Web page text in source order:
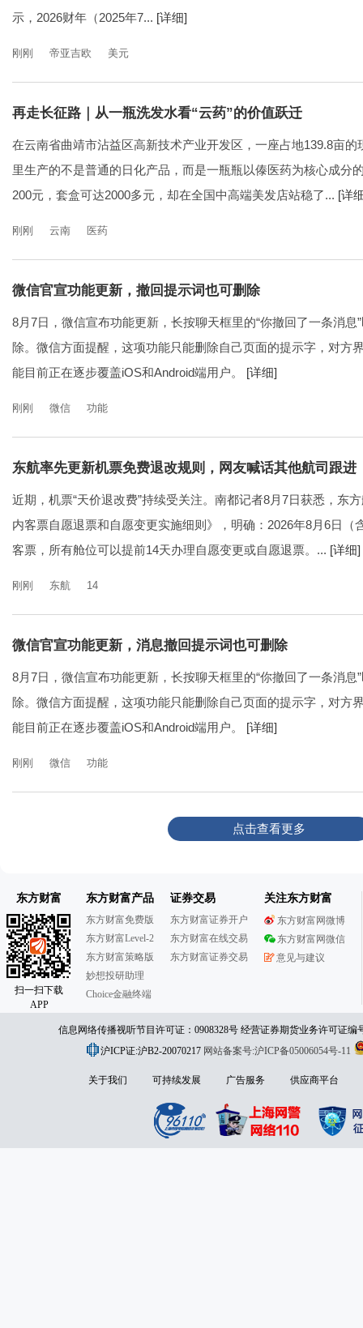
示，2026财年（2025年7... [详细]
刚刚 帝亚吉欧 美元
再走长征路｜从一瓶洗发水看“云药”的价值跃迁
在云南省曲靖市沾益区高新技术产业开发区，一座占地139.8亩
里生产的不是普通的日化产品，而是一瓶瓶以傣医药为核心成
200元，套盒可达2000多元，却在全国中高端美发店站稳了... [详
刚刚 云南 医药
微信官宣功能更新，撤回提示词也可删除
8月7日，微信宣布功能更新，长按聊天框里的“你撤回了一条消息
除。微信方面提醒，这项功能只能删除自己页面的提示字，对方
能目前正在逐步覆盖iOS和Android端用户。
[详细]
刚刚 微信 功能
东航率先更新机票免费退改规则，网友喊话其他航司跟进
近期，机票“天价退改费”持续受关注。南都记者8月7日获悉，东
内客票自愿退票和自愿变更实施细则》，明确：2026年8月6日（
客票，所有舱位可以提前14天办理自愿变更或自愿退票。... [详细]
刚刚 东航 14
微信官宣功能更新，消息撤回提示词也可删除
8月7日，微信宣布功能更新，长按聊天框里的“你撤回了一条消息
除。微信方面提醒，这项功能只能删除自己页面的提示字，对方
能目前正在逐步覆盖iOS和Android端用户。
[详细]
刚刚 微信 功能
点击查看更多